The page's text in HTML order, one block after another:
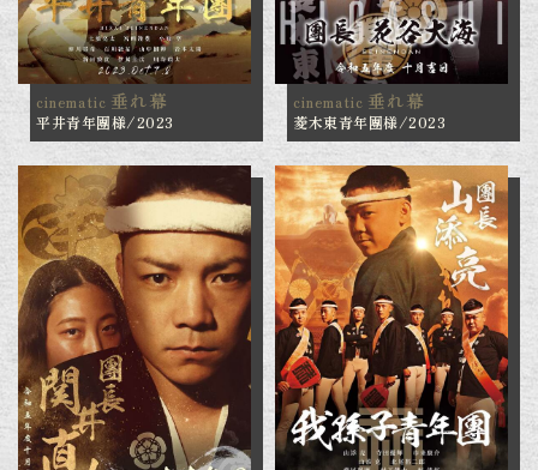
cinematic 垂れ幕
平井青年團様/2023
cinematic 垂れ幕
菱木東青年團様/2023